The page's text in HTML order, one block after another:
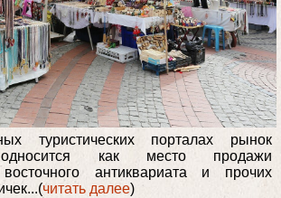
туристических порталах рынок
как место продажи
антиквариата и прочих
читать далее)